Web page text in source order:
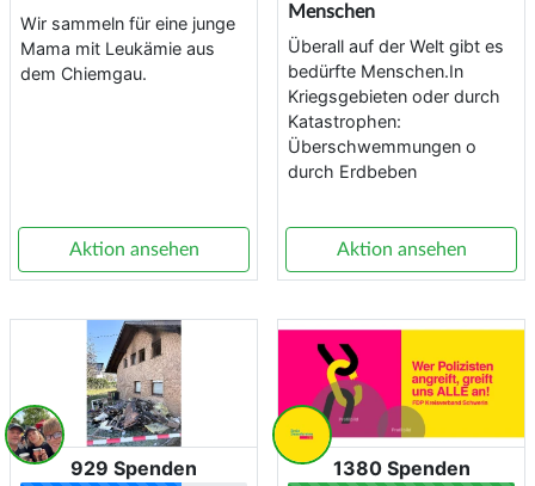
Wir sammeln für eine junge
Mama mit Leukämie aus
dem Chiemgau.
Aktion ansehen
Menschen
Überall auf der Welt gibt es
bedürfte Menschen.In
Kriegsgebieten oder durch
Katastrophen:
Überschwemmungen o
durch Erdbeben
Aktion ansehen
929 Spenden 1380 Spenden